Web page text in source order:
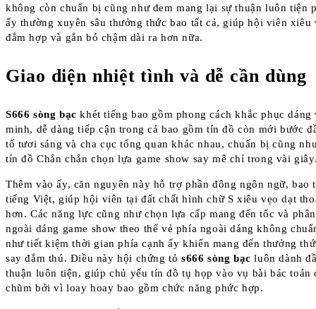
không còn chuẩn bị cũng như đem mang lại sự thuận luôn tiện
ấy thường xuyên sâu thưởng thức bao tất cả, giúp hội viên xiêu
đắm hợp và gắn bó chậm dài ra hơn nữa.
Giao diện nhiệt tình và dễ cần dùng
S666 sòng bạc khét tiếng bao gồm phong cách khắc phục dáng
minh, dễ dàng tiếp cận trong cả bao gồm tín đồ còn mới bước
tố tươi sáng và cha cục tổng quan khác nhau, chuẩn bị cũng
tín đồ Chắn chắn chọn lựa game show say mê chỉ trong vài
Thêm vào ấy, căn nguyên này hỗ trợ phần đông ngôn ngữ, bao
tiếng Việt, giúp hội viên tại đất chất hình chữ S xiêu vẹo dạt
hơn. Các năng lực cũng như chọn lựa cấp mang đến tốc và
ngoài dáng game show theo thể vẻ phía ngoài dáng không
như tiết kiệm thời gian phía cạnh ấy khiến mang đến thưởng
say đắm thú. Điều này hội chứng tỏs666 sòng bạc luôn dành
thuận luôn tiện, giúp chủ yếu tín đồ tụ họp vào vụ bài bác toán
chũm bởi vì loay hoay bao gồm chức năng phức hợp.